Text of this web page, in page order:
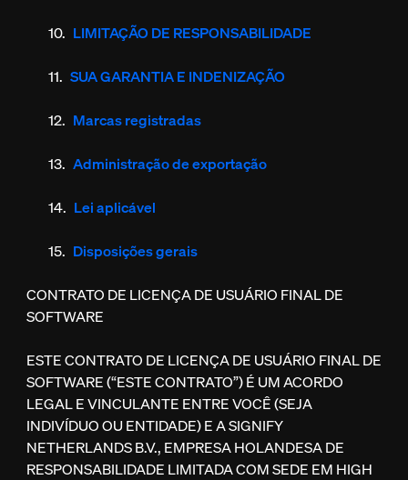
LIMITAÇÃO DE RESPONSABILIDADE
SUA GARANTIA E INDENIZAÇÃO
Marcas registradas
Administração de exportação
Lei aplicável
Disposições gerais
CONTRATO DE LICENÇA DE USUÁRIO FINAL DE
SOFTWARE
ESTE CONTRATO DE LICENÇA DE USUÁRIO FINAL DE
SOFTWARE (“ESTE CONTRATO”) É UM ACORDO
LEGAL E VINCULANTE ENTRE VOCÊ (SEJA
INDIVÍDUO OU ENTIDADE) E A SIGNIFY
NETHERLANDS B.V., EMPRESA HOLANDESA DE
RESPONSABILIDADE LIMITADA COM SEDE EM HIGH